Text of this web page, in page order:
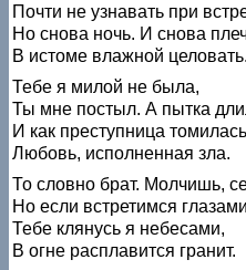
Почти не узнавать при
Но снова ночь. И снова
В истоме влажной целовать.
Тебе я милой не была,
Ты мне постыл. А пытка
И как преступница томилась
Любовь, исполненная зла.
То словно брат. Молчишь,
Но если встретимся
Тебе клянусь я небесами,
В огне расплавится гранит.